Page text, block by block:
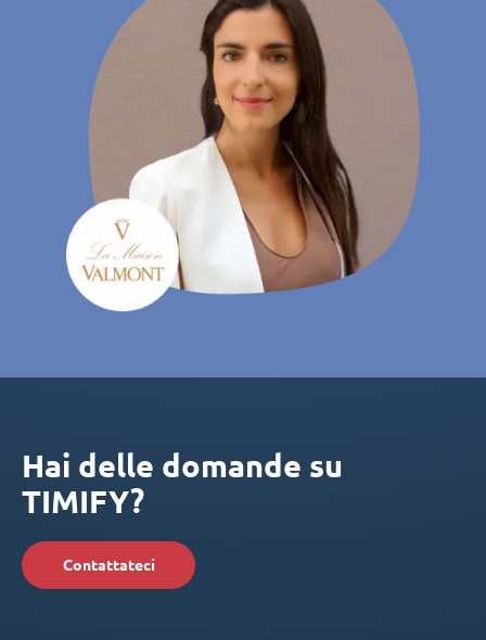
Hai delle domande su
TIMIFY?
Contattateci